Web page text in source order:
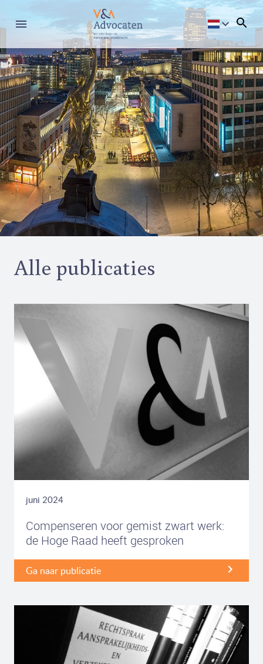
Alle publicaties
juni 2024
Compenseren voor gemist zwart werk:
de Hoge Raad heeft gesproken
Ga naar publicatie